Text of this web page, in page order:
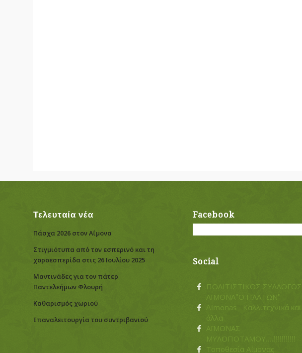
Τελευταία νέα
Πάσχα 2026 στον Αΐμονα
Στιγμιότυπα από τον εσπερινό και τη
χοροεσπερίδα στις 26 Ιουλίου 2025
Μαντινάδες για τον πάτερ
Παντελεήμων Φλουρή
Καθαρισμός χωριού
Eπαναλειτουργία του συντριβανιού
Facebook
Social
ΠΟΛΙΤΙΣΤΙΚΟΣ ΣΥΛΛΟΓΟΣ
ΑΪΜΟΝΑ"Ο ΠΛΑΤΩΝ"
Aimonas - Καλλιτεχνικά και
άλλα
ΑΪΜΟΝΑΣ
ΜΥΛΟΠΟΤΑΜΟΥ....!!!!!!!!!!!
Τοποθεσία Αΐμονας